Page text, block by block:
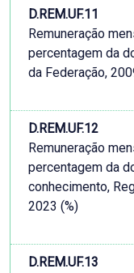
D.REM.UF.11
Remuneração
percentagem da
da Federação,
D.REM.UF.12
Remuneração
percentagem da
conhecimento,
2023 (%)
D.REM.UF.13